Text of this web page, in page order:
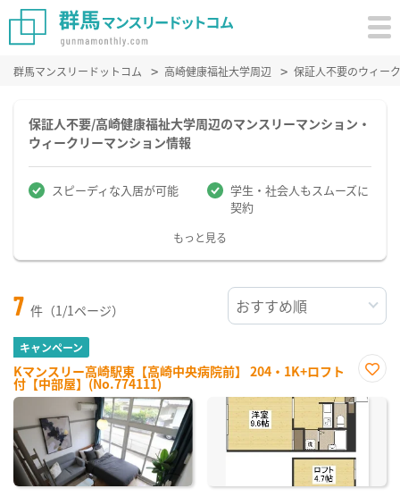
群馬マンスリードットコム 高崎健康福祉大学周辺 保証人不要のウィー
保証人不要/高崎健康福祉大学周辺のマンスリーマンション・
ウィークリーマンション情報
スピーディな入居が可能
学生・社会人もスムーズに
契約
もっと見る
7 件（1/1ページ）
キャンペーン
Kマンスリー高崎駅東【高崎中央病院前】 204・1K+ロフト
付【中部屋】(No.774111)
に入